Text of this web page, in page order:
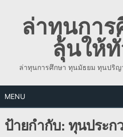
contentล่าทุนกา
ลุ้นให้
ล่าทุนการศึกษา ทุนมัธยม ทุนปริญ
MENU
ป้ายกำกับ:ทุนประก